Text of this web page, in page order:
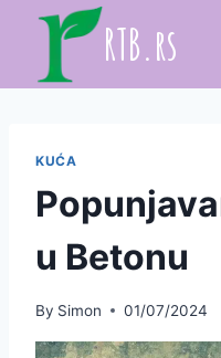
content
RTB.rs
KUĆA
u Betonu
By Simon 01/07/2024